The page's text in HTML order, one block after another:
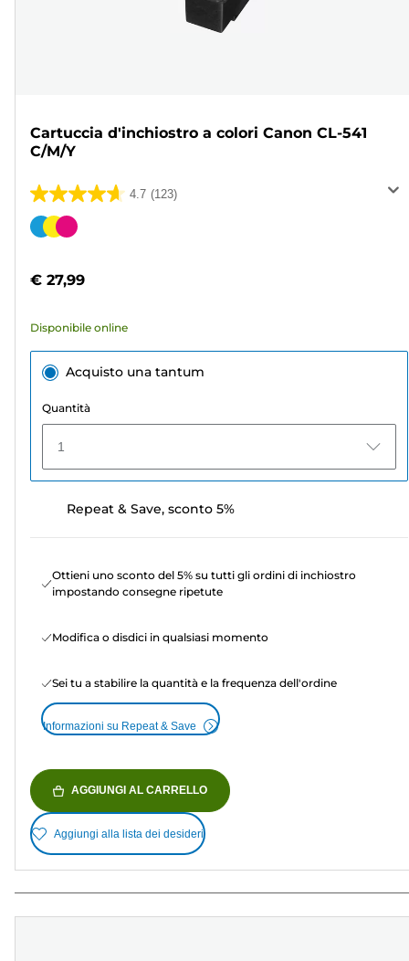
Cartuccia d'inchiostro a colori Canon CL-541
C/M/Y
4.7 (123)
4.7
su
123
Cartuccia
€ 27,99
Disponibile online
Acquisto una tantum
Quantità
1
Repeat & Save, sconto 5%
Ottieni uno sconto del 5% su tutti gli ordini di inchiostro
impostando consegne ripetute
Modifica o disdici in qualsiasi momento
Sei tu a stabilire la quantità e la frequenza dell'ordine
Informazioni su Repeat & Save
AGGIUNGI AL CARRELLO
Aggiungi alla lista dei desideri